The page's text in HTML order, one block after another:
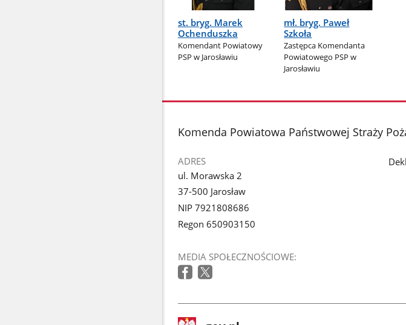
st. bryg. Marek
Ochenduszka
Komendant Powiatowy
PSP w Jarosławiu
mł. bryg. Paweł
Szkoła
Zastępca Komendanta
Powiatowego PSP w
Jarosławiu
stopka
Komenda Powiatowa Państwowej Straży
ADRES
ul. Morawska 2
37-500 Jarosław
NIP 7921808686
Regon 650903150
MEDIA SPOŁECZNOŚCIOWE:
stopka